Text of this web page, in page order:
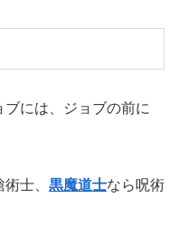
ブには、ジョブの前に
士、 黒魔道士なら呪術